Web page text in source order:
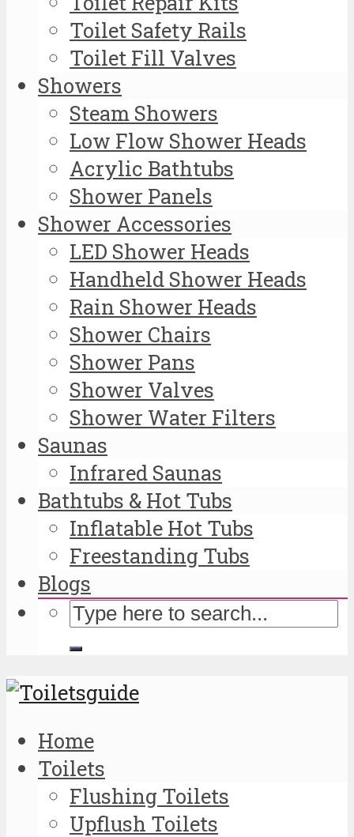
Toilet Safety Rails
Toilet Fill Valves
Showers
Steam Showers
Low Flow Shower Heads
Acrylic Bathtubs
Shower Panels
Shower Accessories
LED Shower Heads
Handheld Shower Heads
Rain Shower Heads
Shower Chairs
Shower Pans
Shower Valves
Shower Water Filters
Saunas
Infrared Saunas
Bathtubs & Hot Tubs
Inflatable Hot Tubs
Freestanding Tubs
Blogs
Home
Toilets
Flushing Toilets
Upflush Toilets